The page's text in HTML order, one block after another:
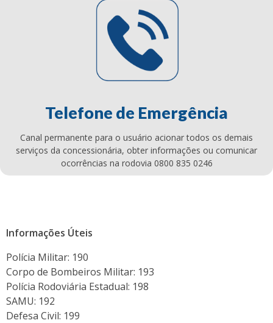
Telefone de Emergência
Canal permanente para o usuário acionar todos os demais
serviços da concessionária, obter informações ou comunicar
ocorrências na rodovia 0800 835 0246
Informações Úteis
Polícia Militar: 190
Corpo de Bombeiros Militar: 193
Polícia Rodoviária Estadual: 198
SAMU: 192
Defesa Civil: 199